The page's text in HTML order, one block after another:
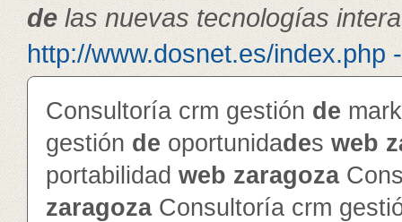
delas nuevas tecnologías
http://www.dosnet.es/index.php
Consultoría crm gestión de
gestión de oportunidades web
portabilidad web zaragoza
zaragozaConsultoría crm